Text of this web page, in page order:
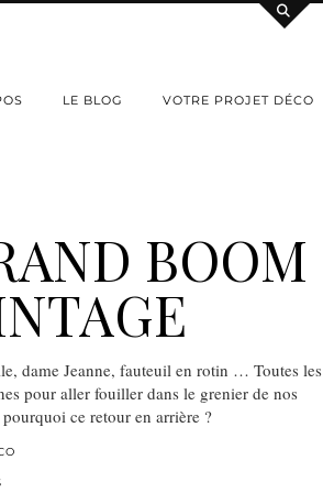
LE BLOG VOTRE PROJET DÉCO
BOOM
dame Jeanne, fauteuil en rotin … Toutes les
pour aller fouiller dans le grenier de nos
ce retour en arrière ?